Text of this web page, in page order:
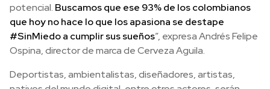
potencial. Buscamos que ese 93% de los colombianos
que hoy no hace lo que los apasiona se destape
#SinMiedo a cumplir sus sueños”, expresa Andrés Felipe
Ospina, director de marca de Cerveza Aguila.
Deportistas, ambientalistas, diseñadores, artistas,